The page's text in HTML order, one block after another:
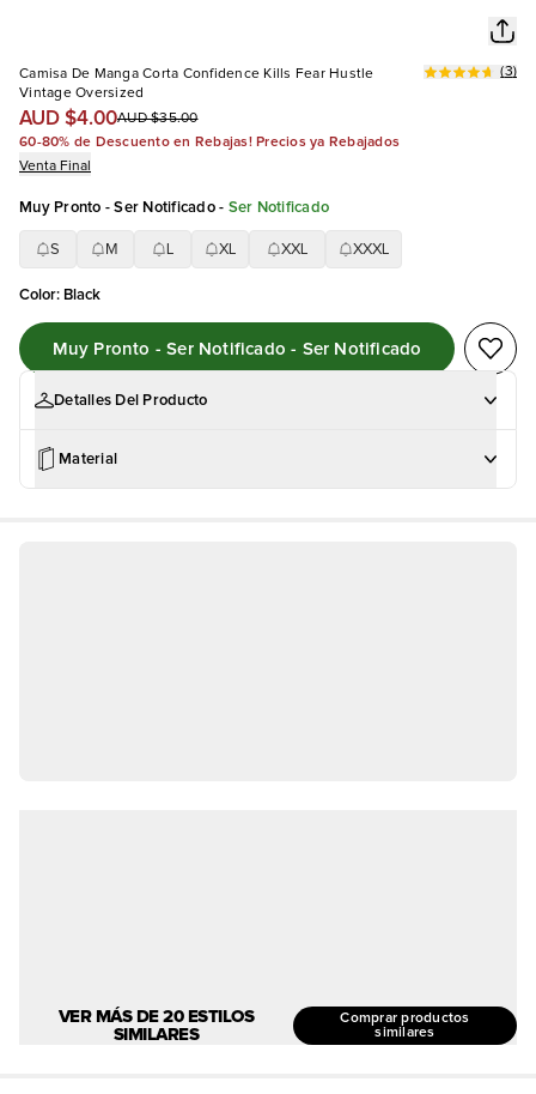
Camisa De Manga Corta Confidence Kills Fear Hustle
Vintage Oversized
AUD $4.00AUD $35.00
(3)
60-80% de Descuento en Rebajas! Precios ya Rebajados
Venta Final
Muy Pronto - Ser Notificado- Ser Notificado
S M XL XXL XXXL
Color: Black
Muy Pronto - Ser Notificado - Ser Notificado
Detalles Del Producto
Material
VER MÁS DE 20 ESTILOS
SIMILARES
Comprar productos
similares